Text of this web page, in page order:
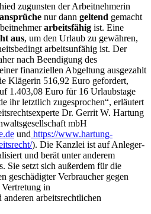
zugunsten der Arbeitnehmerin
nur dann geltend gemacht
arbeitsfähig ist. Eine
aus, um den Urlaub zu gewähren,
arbeitsunfähig ist. Der
nach Beendigung des
finanziellen Abgeltung ausgezahlt
Klägerin 516,92 Euro gefordert,
1.403,08 Euro für 16 Urlaubstage
ihr letztlich zugesprochen“, erläutert
Dr. Gerrit W. Hartung
mbH
und https://www.hartung-
). Die Kanzlei ist auf Anleger-
und berät unter anderem
Sie setzt sich außerdem für die
geschädigter Verbraucher gegen
in
arbeitsrechtlichen